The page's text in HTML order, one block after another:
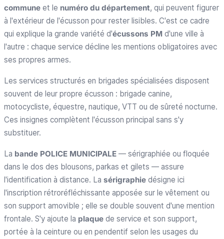
commune et le numéro du département, qui peuvent figurer
à l'extérieur de l'écusson pour rester lisibles. C'est ce cadre
qui explique la grande variété d'écussons PM d'une ville à
l'autre : chaque service décline les mentions obligatoires avec
ses propres armes.
Les services structurés en brigades spécialisées disposent
souvent de leur propre écusson : brigade canine,
motocycliste, équestre, nautique, VTT ou de sûreté nocturne.
Ces insignes complètent l'écusson principal sans s'y
substituer.
La bande POLICE MUNICIPALE — sérigraphiée ou floquée
dans le dos des blousons, parkas et gilets — assure
l'identification à distance. La sérigraphie désigne ici
l'inscription rétroréfléchissante apposée sur le vêtement ou
son support amovible ; elle se double souvent d'une mention
frontale. S'y ajoute la plaque de service et son support,
portée à la ceinture ou en pendentif selon les usages du